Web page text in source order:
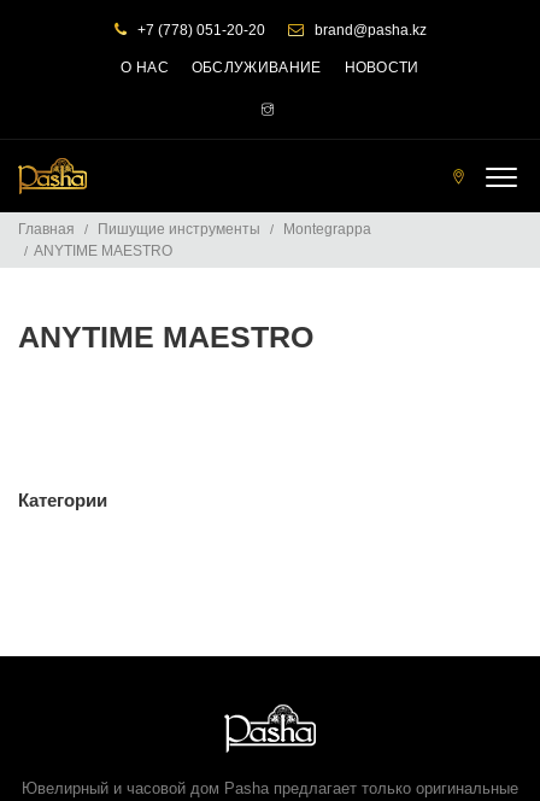
+7 (778) 051-20-20 brand@pasha.kz
О НАС ОБСЛУЖИВАНИЕ НОВОСТИ
Главная Пишущие инструменты
Montegrappa
ANYTIME MAESTRO
ANYTIME MAESTRO
Категории
Ювелирный и часовой дом Pasha предлагает только оригинальные